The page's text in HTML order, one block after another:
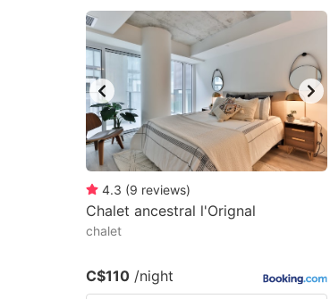
4.3 (9 reviews)
Chalet ancestral l'Orignal
chalet
C$110 /night